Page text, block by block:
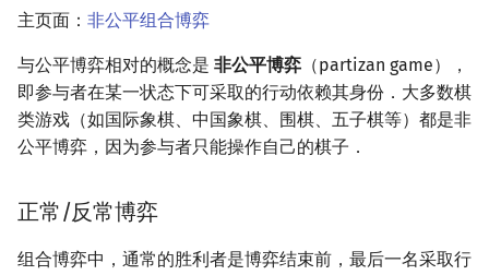
主页面： 非公平组合博弈
与公平博弈相对的概念是 非公平博弈 （partizan game），
即参与者在某一状态下可采取的行动依赖其身份．大多数棋
类游戏（如国际象棋、中国象棋、围棋、五子棋等）都是非
公平博弈，因为参与者只能操作自己的棋子．
正常/反常博弈
组合博弈中，通常的胜利者是博弈结束前，最后一名采取行